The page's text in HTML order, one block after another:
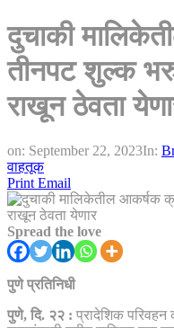
दुचाकी
तीनपट शुल्क
राखून ठेवता
on: September 22, 2023In:
वाहतूक
Print Email
Spread the love
पुणे प्रतिनिधी
पुणे, दि. २२ : प्रादेशिक